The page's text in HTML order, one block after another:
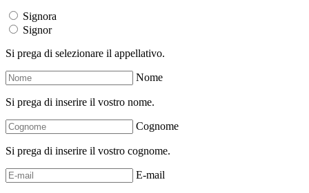
Signora
Signor
Si prega di selezionare il appellativo.
Nome
Si prega di inserire il vostro nome.
Cognome
Si prega di inserire il vostro cognome.
E-mail